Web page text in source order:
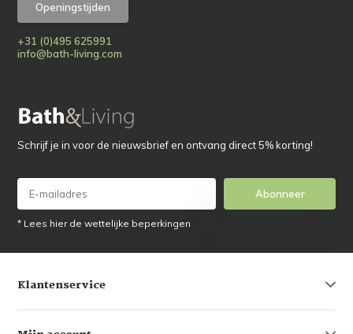
Openingstijden
+31 (0)495 625991
info@bath-living.com
Schrijf je in voor de nieuwsbrief en ontvang direct 5% korting!
Abonneer
* Lees hier de wettelijke beperkingen
Klantenservice